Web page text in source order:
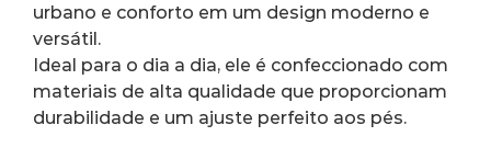
urbano e conforto em um design moderno e
versátil.
Ideal para o dia a dia, ele é confeccionado com
materiais de alta qualidade que proporcionam
durabilidade e um ajuste perfeito aos pés.